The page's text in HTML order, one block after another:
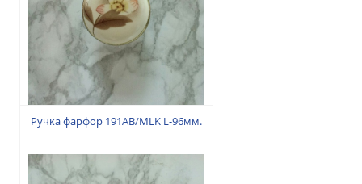
35 грн.
Ручка фарфор 191AB/MLK L-96мм.